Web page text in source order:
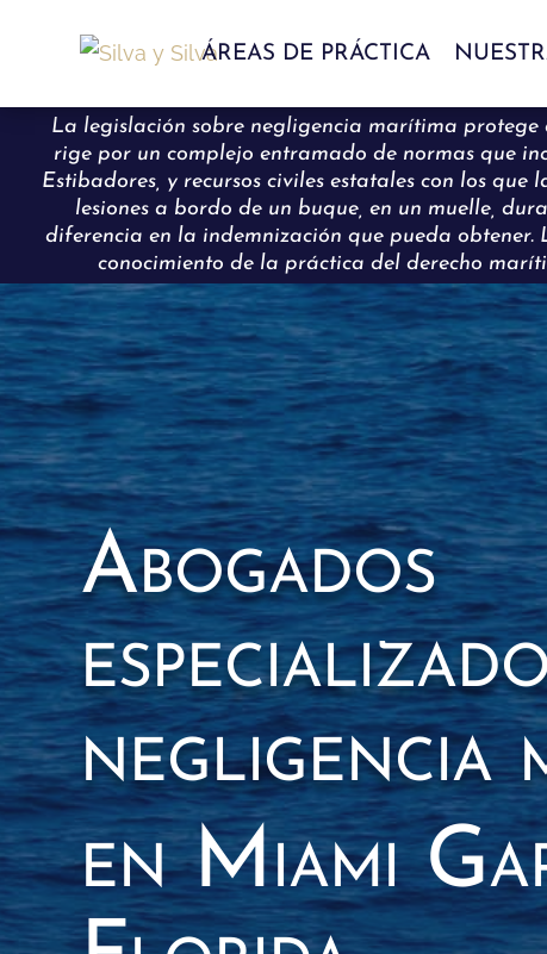
ÁREAS DE PRÁCTICA
La legislación sobre negligencia marítima protege
rige por un complejo entramado de normas que
Estibadores, y recursos civiles estatales con los
lesiones a bordo de un buque, en un muelle,
diferencia en la indemnización que pueda
conocimiento de la práctica del derecho
Abogados
negligencia
en Miami